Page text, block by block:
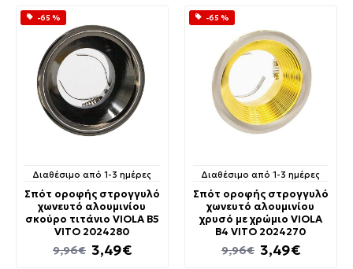
-65 %
Διαθέσιμο από 1-3 ημέρες
Σπότ οροφής στρογγυλό
χωνευτό αλουμινίου
σκούρο τιτάνιο VIOLA B5
VITO 2024280
3,49€
9,96€
-65 %
Διαθέσιμο από 1-3 ημέρες
Σπότ οροφής στρογγυλό
χωνευτό αλουμινίου
χρυσό με χρώμιο VIOLA
B4 VITO 2024270
3,49€
9,96€